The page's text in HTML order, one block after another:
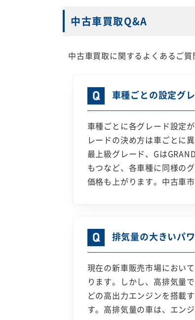
中古車買取Q&A
中古車買取に関するよくあるご質
車種ごとの設定グ
車種ごとに各グレード設定
レードの決め方は車ごとに
最上級グレード、Gは
もつなど、各車種に同様の
価格も上がります。中古車
排気量の大きいパ
現在の新車販売市場におい
ります。しかし、高排気量
どの高出力エンジンを搭載
す。高排気量の車は、エン